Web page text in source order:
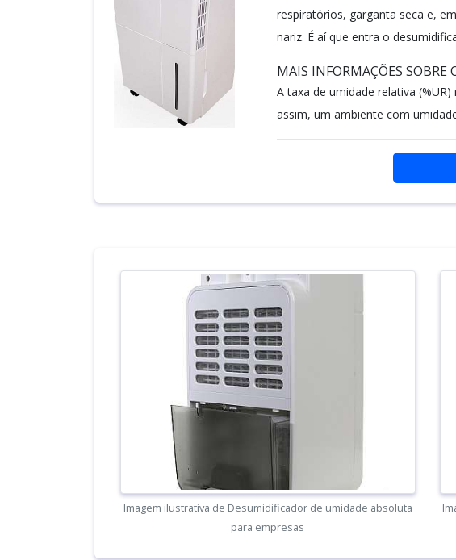
respiratórios, garganta seca e,
nariz. É aí que entra o
MAIS INFORMAÇÕES SOBRE
A taxa de umidade relativa
assim, um ambiente com
Imagem ilustrativa de Desumidificador de umidade absoluta
para empresas